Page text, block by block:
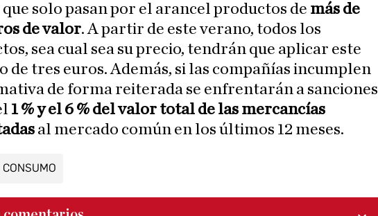
solo pasan por el arancel productos de más de
de valor. A partir de este verano, todos los
sea cual sea su precio, tendrán que aplicar este
de tres euros. Además, si las compañías incumplen
de forma reiterada se enfrentarán a sanciones
1 % y el 6 % del valor total de las mercancías
al mercado común en los últimos 12 meses.
CONSUMO